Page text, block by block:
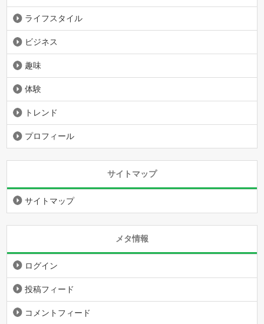
ライフスタイル
ビジネス
趣味
体験
トレンド
プロフィール
サイトマップ
サイトマップ
メタ情報
ログイン
投稿フィード
コメントフィード